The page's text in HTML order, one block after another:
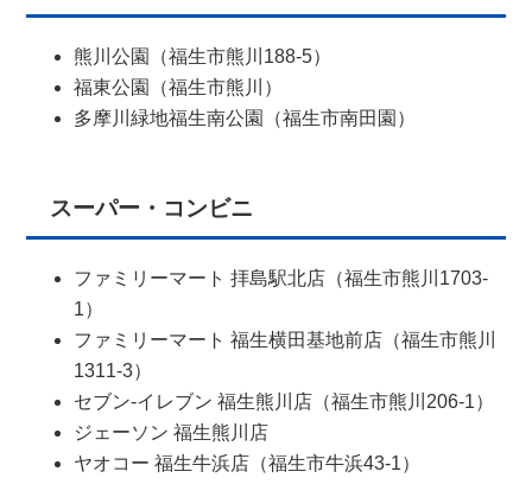
熊川公園（福生市熊川188-5）
福東公園（福生市熊川）
多摩川緑地福生南公園（福生市南田園）
スーパー・コンビニ
ファミリーマート 拝島駅北店（福生市熊川1703-
1）
ファミリーマート 福生横田基地前店（福生市熊川
1311-3）
セブン-イレブン 福生熊川店（福生市熊川206-1）
ジェーソン 福生熊川店
ヤオコー 福生牛浜店（福生市牛浜43-1）